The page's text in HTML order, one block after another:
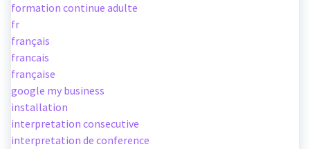
formation continue adulte
fr
français
francais
française
google my business
installation
interpretation consecutive
interpretation de conference